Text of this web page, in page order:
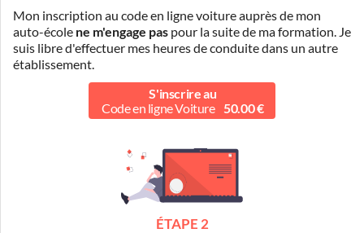
Mon inscription au code en ligne voiture auprès de mon
auto-école ne m'engage pas pour la suite de ma formation. Je
suis libre d'effectuer mes heures de conduite dans un autre
établissement.
S'inscrire au
Code en ligne Voiture 50.00 €
ÉTAPE 2